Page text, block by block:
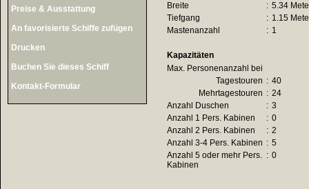
Preise & Ausstattung
An favorisierte Schiffe zufügen
Drucken
Buchen Sie dieses Schiff
Kontakt-Formular
Breite
: 5.34
Tiefgang
: 1.15
Mastenanzahl
: 1
Kapazitäten
Max. Personenanzahl bei
Tagestouren : 40
Mehrtagestouren : 24
Anzahl Duschen
: 3
Anzahl 1 Pers. Kabinen
: 0
Anzahl 2 Pers. Kabinen
: 2
Anzahl 3-4 Pers. Kabinen : 5
Anzahl 5 oder mehr Pers.
Kabinen
: 0